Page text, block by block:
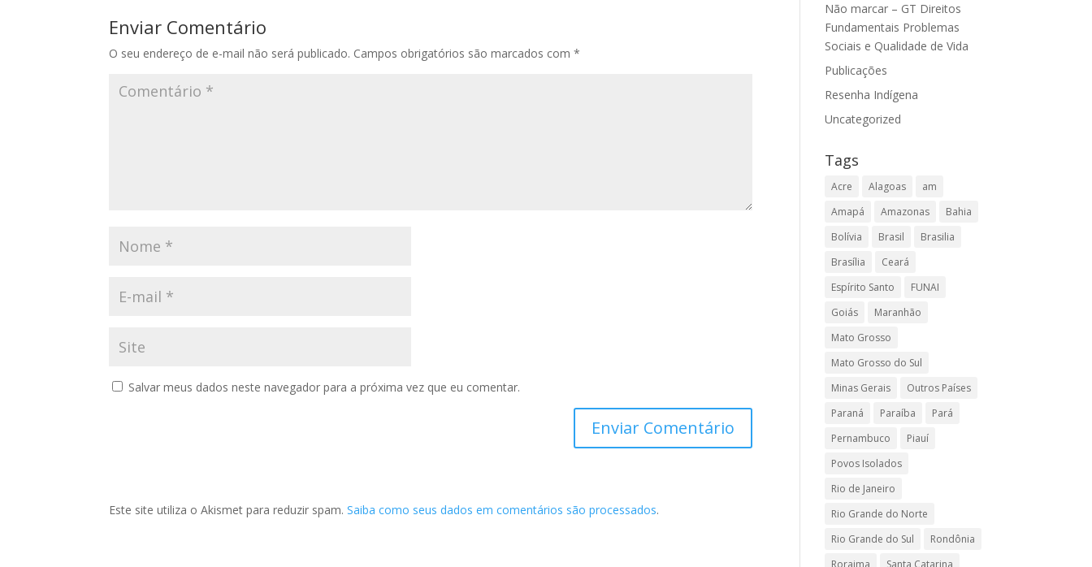
Enviar Comentário
O seu endereço de e-mail não será publicado. Campos obrigatórios são marcados com*
Salvar meus dados neste navegador para a próxima vez que eu comentar.
Este site utiliza o Akismet para reduzir spam.Saiba como seus dados em comentários são processados.
Não marcar – GT Direitos
Fundamentais Problemas
Sociais e Qualidade de Vida
Publicações
Resenha Indígena
Uncategorized
Tags
Acre Alagoas
am
Amapá
Amazonas
Bahia
Bolívia
Brasil
Brasilia
Brasília
Ceará
Espírito Santo
FUNAI
Goiás
Maranhão
Mato Grosso
Mato Grosso do Sul
Minas Gerais
Outros Países
Paraná
Paraíba
Pará
Pernambuco
Piauí
Povos Isolados
Rio de Janeiro
Rio Grande do Norte
Rio Grande do Sul
Rondônia
Roraima
Santa Catarina